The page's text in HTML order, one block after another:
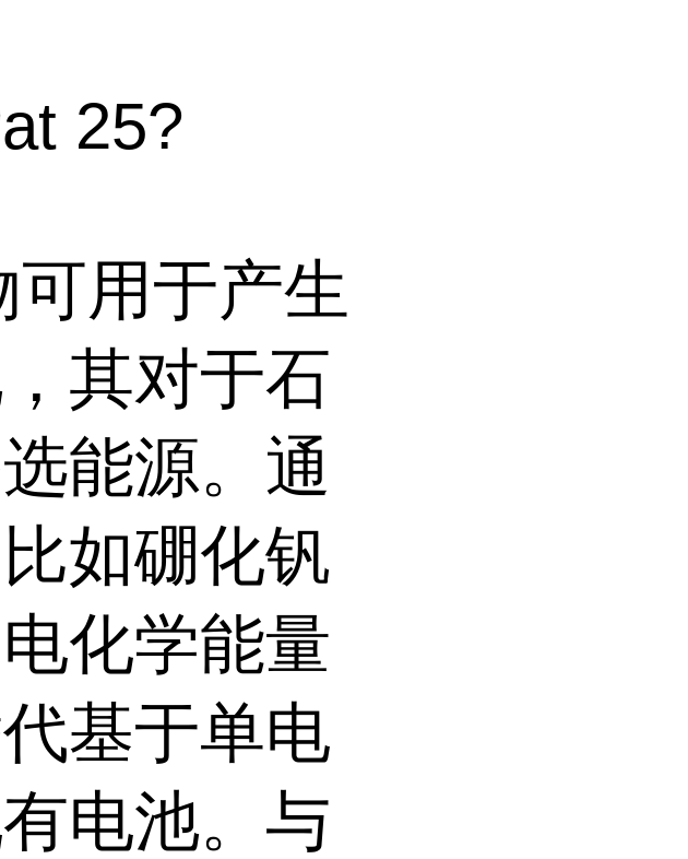
25?
用于产生
其对于石
能源。通
如硼化钒
化学能量
基于单电
电池。与